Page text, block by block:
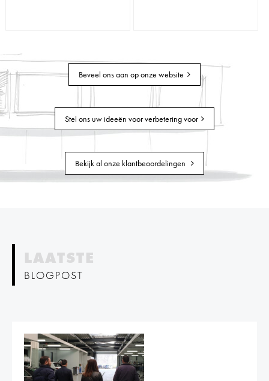
Beveel ons aan op onze website
Stel ons uw ideeën voor verbetering voor
Bekijk al onze klantbeoordelingen
LAATSTE
BLOGPOST